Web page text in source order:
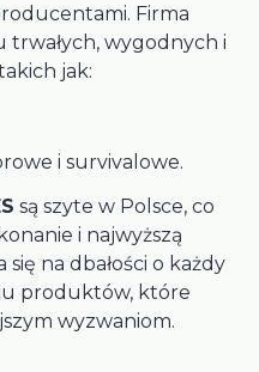
Firma
trwałych, wygodnych i
jak:
i survivalowe.
są szyte w Polsce, co
i najwyższą
na dbałości o każdy
produktów, które
wyzwaniom.